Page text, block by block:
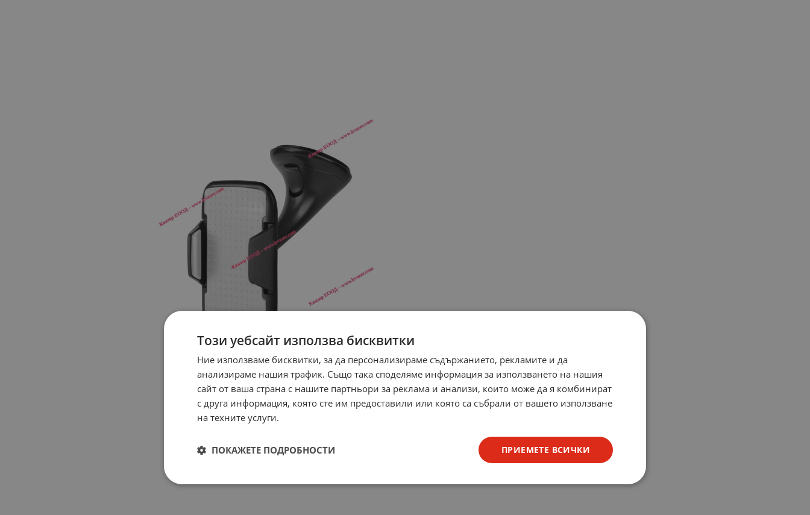
Този уебсайт използва бисквитки
Ние използваме бисквитки, за да персонализираме съдържанието, рекламите и да
анализираме нашия трафик. Също така споделяме информация за използването на нашия
сайт от ваша страна с нашите партньори за реклама и анализи, които може да я комбинират
с друга информация, която сте им предоставили или която са събрали от вашето използване
на техните услуги.
ПРИЕМЕТЕ ВСИЧКИ
ПОКАЖЕТЕ ПОДРОБНОСТИ